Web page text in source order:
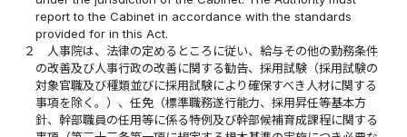
report to the Cabinet in accordance with the standards
provided for in this Act.
２
人事院は、法律の定めるところに従い、給与その他の勤務条件
の改善及び人事行政の改善に関する勧告、採用試験（採用試験の
対象官職及び種類並びに採用試験により確保すべき人材に関する
事項を除く。）、任免（標準職務遂行能力、採用昇任等基本方
針、幹部職員の任用等に係る特例及び幹部候補育成課程に関する